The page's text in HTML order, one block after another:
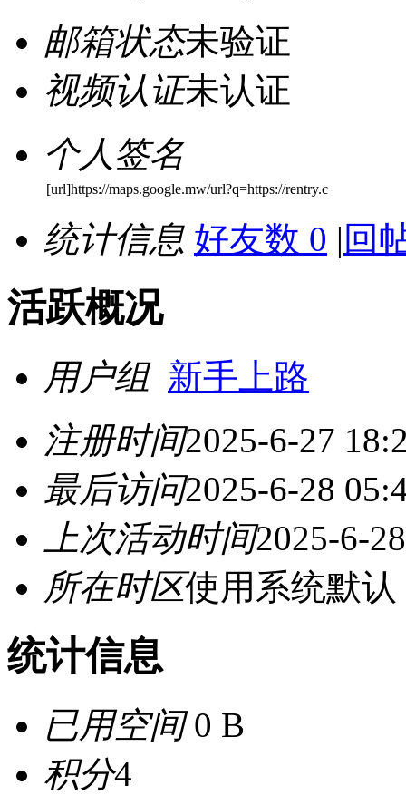
邮箱状态未验证
视频认证未认证
个人签名
[url]https://maps.google.mw/url?q=https://rentry.c
统计信息 好友数 0 | 回
活跃概况
用户组 新手上路
注册时间2025-6-27
最后访问2025-6-28
上次活动时间2025-6-
所在时区使用系统默认
统计信息
已用空间0 B
积分4